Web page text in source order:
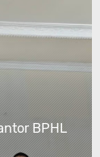
BPHL